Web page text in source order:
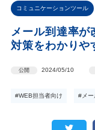
コミュニケーションツール
メール到達率が
対策をわかりや
公開 2024/05/10
#WEB担当者向け #メー